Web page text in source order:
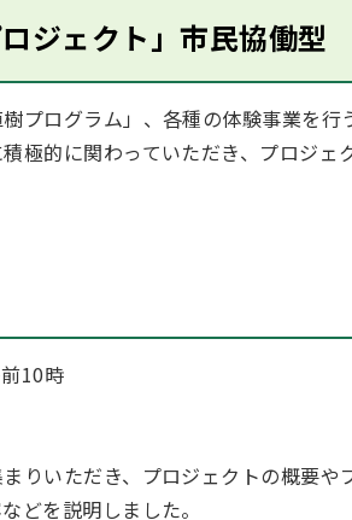
ジェクト」市民協働型
プログラム」、各種の体験事業を行
極的に関わっていただき、プロジェ
10時
りいただき、プロジェクトの概要や
どを説明しました。